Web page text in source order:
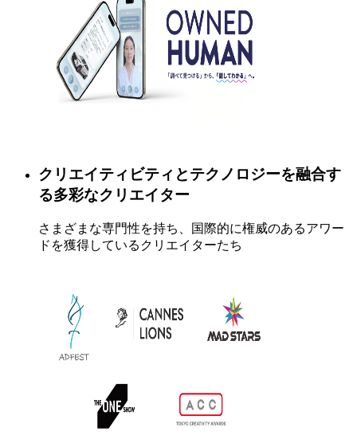
クリエイティビティとテクノロジーを​融合す
る多彩なクリエイター
さまざまな専門性を持ち、国際的に権威のある​アワー
ドを獲得しているクリエイターたち